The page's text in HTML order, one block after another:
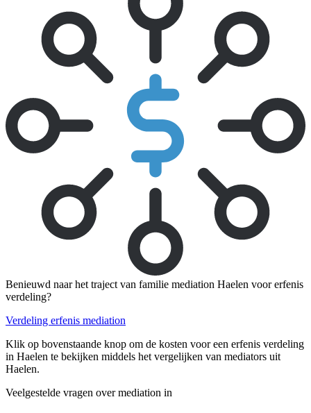
Benieuwd naar het traject van familie mediation Haelen voor erfenis
verdeling?
Verdeling erfenis mediation
Klik op bovenstaande knop om de kosten voor een erfenis verdeling
in Haelen te bekijken middels het vergelijken van mediators uit
Haelen.
Veelgestelde vragen over mediation in